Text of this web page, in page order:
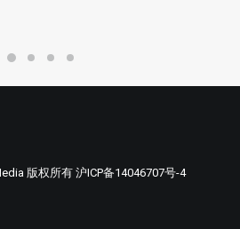
版权所有 沪ICP备14046707号-4